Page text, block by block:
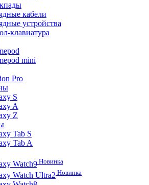
кабели
устройства
клавиатура
mini
Pro
S
A
Z
Tab S
Tab A
Watch9 Новинка
Watch Ultra2 Новинка